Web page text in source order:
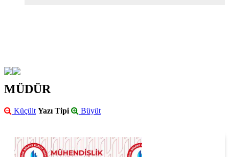
MÜDÜR
Küçült Yazı Tipi Büyüt